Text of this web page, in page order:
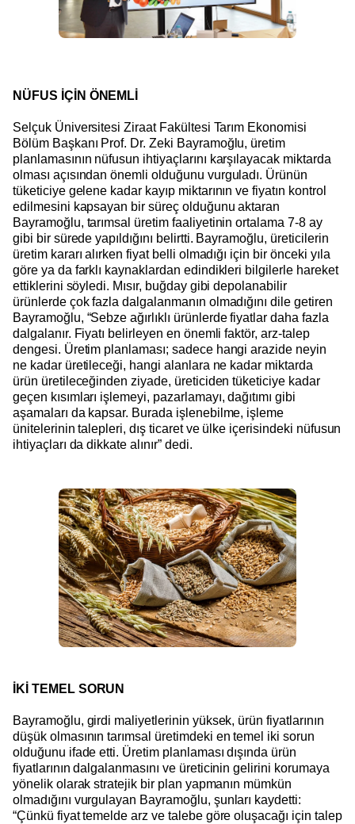
NÜFUS İÇİN ÖNEMLİ
Selçuk Üniversitesi Ziraat Fakültesi Tarım Ekonomisi
Bölüm Başkanı Prof. Dr. Zeki Bayramoğlu, üretim
planlamasının nüfusun ihtiyaçlarını karşılayacak miktarda
olması açısından önemli olduğunu vurguladı. Ürünün
tüketiciye gelene kadar kayıp miktarının ve fiyatın kontrol
edilmesini kapsayan bir süreç olduğunu aktaran
Bayramoğlu, tarımsal üretim faaliyetinin ortalama 7-8 ay
gibi bir sürede yapıldığını belirtti. Bayramoğlu, üreticilerin
üretim kararı alırken fiyat belli olmadığı için bir önceki yıla
göre ya da farklı kaynaklardan edindikleri bilgilerle hareket
ettiklerini söyledi. Mısır, buğday gibi depolanabilir
ürünlerde çok fazla dalgalanmanın olmadığını dile getiren
Bayramoğlu, “Sebze ağırlıklı ürünlerde fiyatlar daha fazla
dalgalanır. Fiyatı belirleyen en önemli faktör, arz-talep
dengesi. Üretim planlaması; sadece hangi arazide neyin
ne kadar üretileceği, hangi alanlara ne kadar miktarda
ürün üretileceğinden ziyade, üreticiden tüketiciye kadar
geçen kısımları işlemeyi, pazarlamayı, dağıtımı gibi
aşamaları da kapsar. Burada işlenebilme, işleme
ünitelerinin talepleri, dış ticaret ve ülke içerisindeki nüfusun
ihtiyaçları da dikkate alınır” dedi.
İKİ TEMEL SORUN
Bayramoğlu, girdi maliyetlerinin yüksek, ürün fiyatlarının
düşük olmasının tarımsal üretimdeki en temel iki sorun
olduğunu ifade etti. Üretim planlaması dışında ürün
fiyatlarının dalgalanmasını ve üreticinin gelirini korumaya
yönelik olarak stratejik bir plan yapmanın mümkün
olmadığını vurgulayan Bayramoğlu, şunları kaydetti:
“Çünkü fiyat temelde arz ve talebe göre oluşacağı için talep